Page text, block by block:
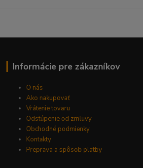
Informácie pre zákazníkov
O nás
Ako nakupovať
Vrátenie tovaru
Odstúpenie od zmluvy
Obchodné podmienky
Kontakty
Preprava a spôsob platby